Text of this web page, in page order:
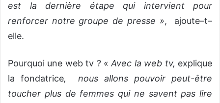
est la dernière étape qui intervient pour
renforcer notre groupe de presse », ajoute–t–
elle.
Pourquoi une web tv ? «Avec la web tv, explique
la fondatrice, nous allons pouvoir peut-être
toucher plus de femmes qui ne savent pas lire